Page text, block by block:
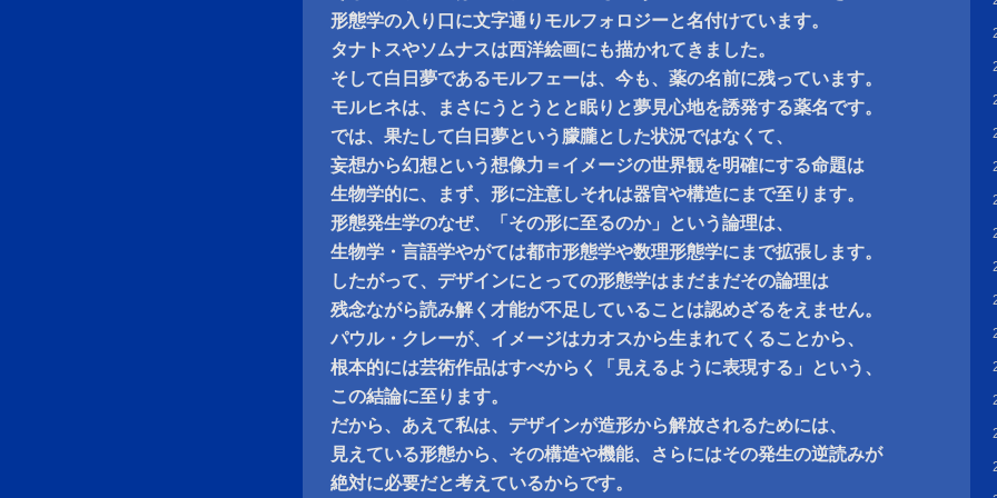
形態学の入り口に文字通りモルフォロジーと名付けています。
タナトスやソムナスは西洋絵画にも描かれてきました。
そして白日夢であるモルフェーは、今も、薬の名前に残っています。
モルヒネは、まさにうとうとと眠りと夢見心地を誘発する薬名です。
では、果たして白日夢という朦朧とした状況ではなくて、
妄想から幻想という想像力＝イメージの世界観を明確にする命題は
生物学的に、まず、形に注意しそれは器官や構造にまで至ります。
形態発生学のなぜ、「その形に至るのか」という論理は、
生物学・言語学やがては都市形態学や数理形態学にまで拡張します。
したがって、デザインにとっての形態学はまだまだその論理は
残念ながら読み解く才能が不足していることは認めざるをえません。
パウル・クレーが、イメージはカオスから生まれてくることから、
根本的には芸術作品はすべからく「見えるように表現する」という、
この結論に至ります。
だから、あえて私は、デザインが造形から解放されるためには、
見えている形態から、その構造や機能、さらにはその発生の逆読みが
絶対に必要だと考えているからです。